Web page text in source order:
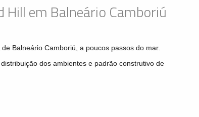
em Balneário Camboriú
Balneário Camboriú, a poucos passos do mar.
dos ambientes e padrão construtivo de